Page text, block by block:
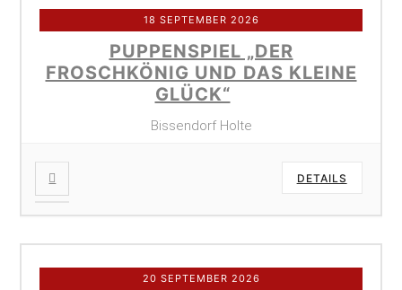
18 SEPTEMBER 2026
PUPPENSPIEL „DER
FROSCHKÖNIG UND DAS KLEINE
GLÜCK“
Bissendorf Holte
DETAILS
20 SEPTEMBER 2026